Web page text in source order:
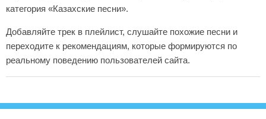
категория «Казахские песни».
Добавляйте трек в плейлист, слушайте похожие песни и
переходите к рекомендациям, которые формируются по
реальному поведению пользователей сайта.